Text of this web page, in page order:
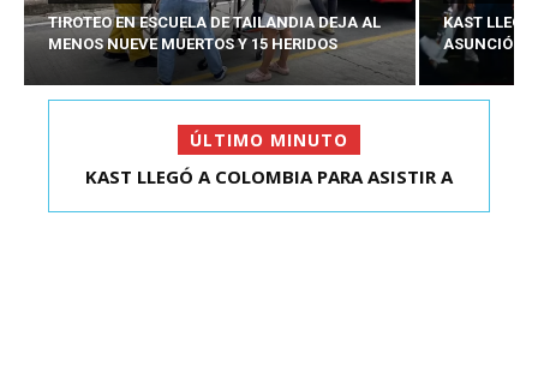
TIROTEO EN ESCUELA DE TAILANDIA DEJA AL
MENOS NUEVE MUERTOS Y 15 HERIDOS
KAST
ASUNCIÓN
ÚLTIMO MINUTO
HARBOE: “LO QUE SE REQUIERE AHORA ES HACER
KAST LLEGÓ A COLOMBIA PARA ASISTIR A